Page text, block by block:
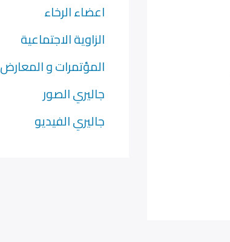
اعضاء الرخاء
الزاوية الاجتماعية
المؤتمرات و المعارض
جاليري الصور
جاليري الفيديو